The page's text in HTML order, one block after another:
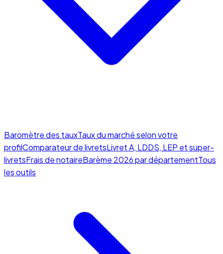
Baromètre des tauxTaux du marché selon votre
profilComparateur de livretsLivret A, LDDS, LEP et super-
livretsFrais de notaireBarème 2026 par départementTous
les outils